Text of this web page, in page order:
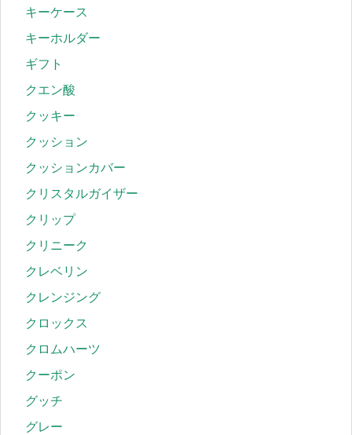
キーケース
キーホルダー
ギフト
クエン酸
クッキー
クッション
クッションカバー
クリスタルガイザー
クリップ
クリニーク
クレベリン
クレンジング
クロックス
クロムハーツ
クーポン
グッチ
グレー